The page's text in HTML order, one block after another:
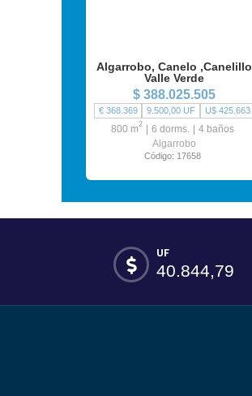
Algarrobo, Canelo ,Canelillo
Valle Verde
$ 388.025.505
€ 368.369 9.500,00 UF U$ 425.663
800 m2 6 dorms. 4 baños
Algarrobo
Código: 17658
UF
40.844,79